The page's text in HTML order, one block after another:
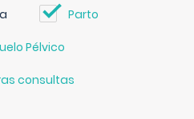
Parto
Pélvico
consultas